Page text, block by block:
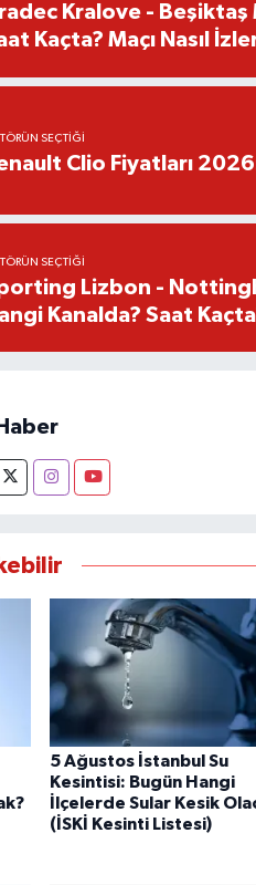
Kralove - Beşiktaş
Kaçta? Maçı Nasıl
SEÇTIĞI
Clio Fiyatları
SEÇTIĞI
Lizbon -
Kanalda? Saat
5 Ağustos İstanbul Su
Kesintisi: Bugün Hangi
İlçelerde Sular Kesik
(İSKİ Kesinti Listesi)